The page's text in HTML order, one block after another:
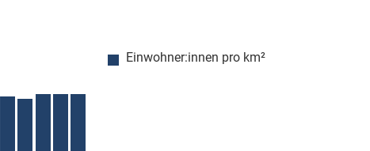
Einwohner:innen pro km²